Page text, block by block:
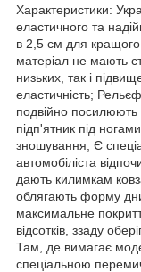
Характеристики:
еластичного та
в 2,5 см для кращого
матеріал не мають
низьких, так і
еластичність;
подвійно посилюють
підп'ятник під
зношування; Є
автомобіліста
дають килимкам
облягають форму
максимальне
відсотків, ззаду
Там, де вимагає
спеціальною